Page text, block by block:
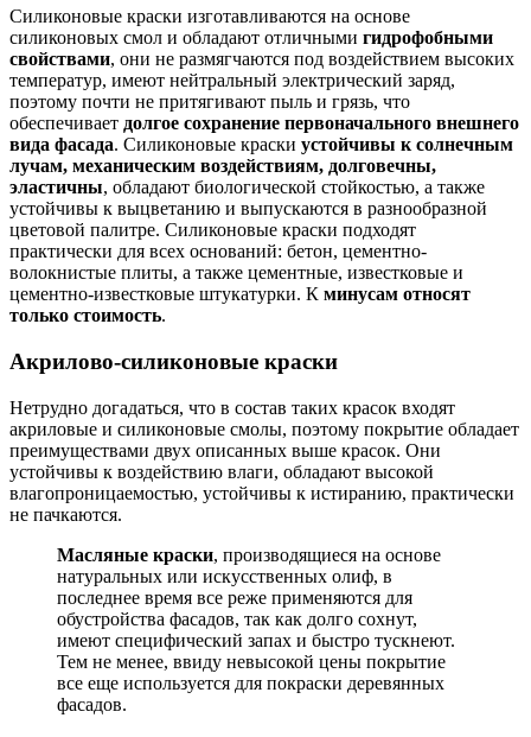
Силиконовые краски изготавливаются на основе
силиконовых смол и обладают отличными гидрофобными
свойствами, они не размягчаются под воздействием высоких
температур, имеют нейтральный электрический заряд,
поэтому почти не притягивают пыль и грязь, что
обеспечивает долгое сохранение первоначального внешнего
вида фасада. Силиконовые краски устойчивы к солнечным
лучам, механическим воздействиям, долговечны,
эластичны, обладают биологической стойкостью, а также
устойчивы к выцветанию и выпускаются в разнообразной
цветовой палитре. Силиконовые краски подходят
практически для всех оснований: бетон, цементно-
волокнистые плиты, а также цементные, известковые и
цементно-известковые штукатурки. К минусам относят
только стоимость.
Акрилово-силиконовые краски
Нетрудно догадаться, что в состав таких красок входят
акриловые и силиконовые смолы, поэтому покрытие обладает
преимуществами двух описанных выше красок. Они
устойчивы к воздействию влаги, обладают высокой
влагопроницаемостью, устойчивы к истиранию, практически
не пачкаются.
Масляные краски, производящиеся на основе
натуральных или искусственных олиф, в
последнее время все реже применяются для
обустройства фасадов, так как долго сохнут,
имеют специфический запах и быстро тускнеют.
Тем не менее, ввиду невысокой цены покрытие
все еще используется для покраски деревянных
фасадов.